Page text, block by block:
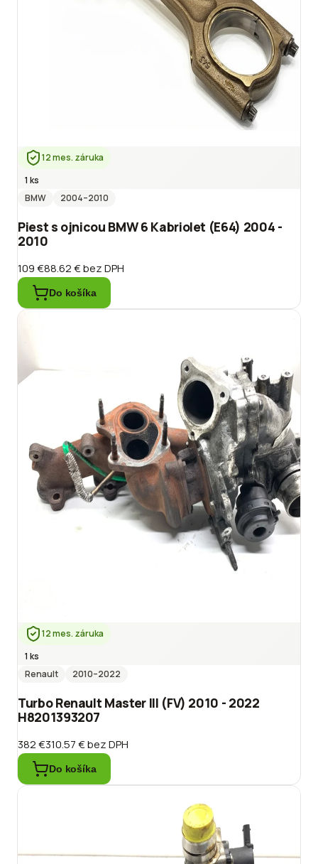
12 mes. záruka
1 ks
BMW
2004–2010
Piest s ojnicou BMW 6 Kabriolet (E64) 2004 -
2010
109 €88.62 €bez DPH
Do košíka
12 mes. záruka
1 ks
Renault
2010–2022
Turbo Renault Master III (FV) 2010 - 2022
H8201393207
382 €310.57 €bez DPH
Do košíka